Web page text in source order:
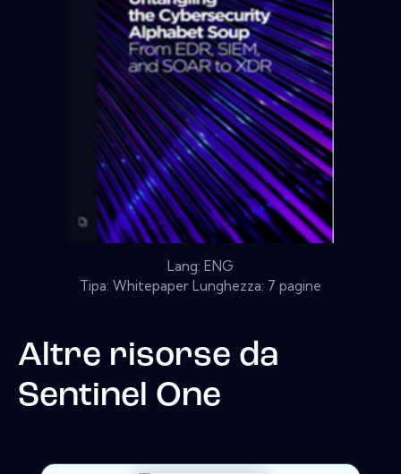
Lang: ENG
Tipa: Whitepaper Lunghezza: 7 pagine
Altre risorse da
Sentinel One